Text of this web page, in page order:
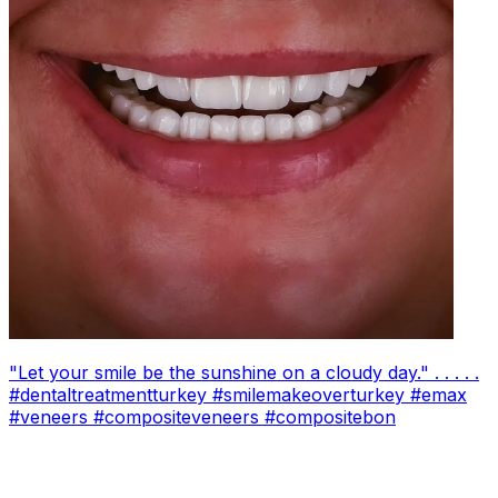
"Let your smile be the sunshine on a cloudy day." . . . . .
#dentaltreatmentturkey #smilemakeoverturkey #emax
#veneers #compositeveneers #compositebon